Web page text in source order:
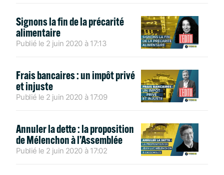
Signons la fin de la précarité
alimentaire
Publié le 2 juin 2020 à 17:13
Frais bancaires : un impôt privé
et injuste
Publié le 2 juin 2020 à 17:09
Annuler la dette : la proposition
de Mélenchon à l’Assemblée
Publié le 2 juin 2020 à 17:02